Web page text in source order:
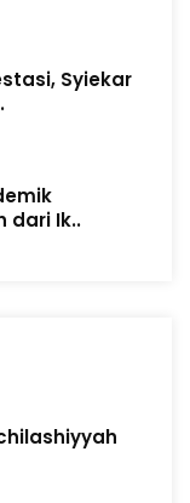
Syiekar
dari Ik..